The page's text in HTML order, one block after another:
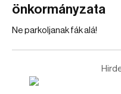
önkormányzata
Ne parkoljanak fák alá!